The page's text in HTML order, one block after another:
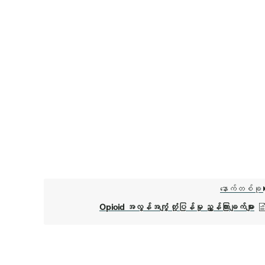
နောက်တစ်ခု
Opioid အလွန်အကျွံ တုံ့ပြန်မှု ညွှန်ကြားချက်များ